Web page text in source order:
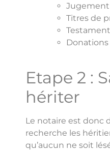
Jugement
Titres de
Testament
Donations
Etape 2 :
hériter
Le notaire est donc
recherche les
qu’aucun ne soit